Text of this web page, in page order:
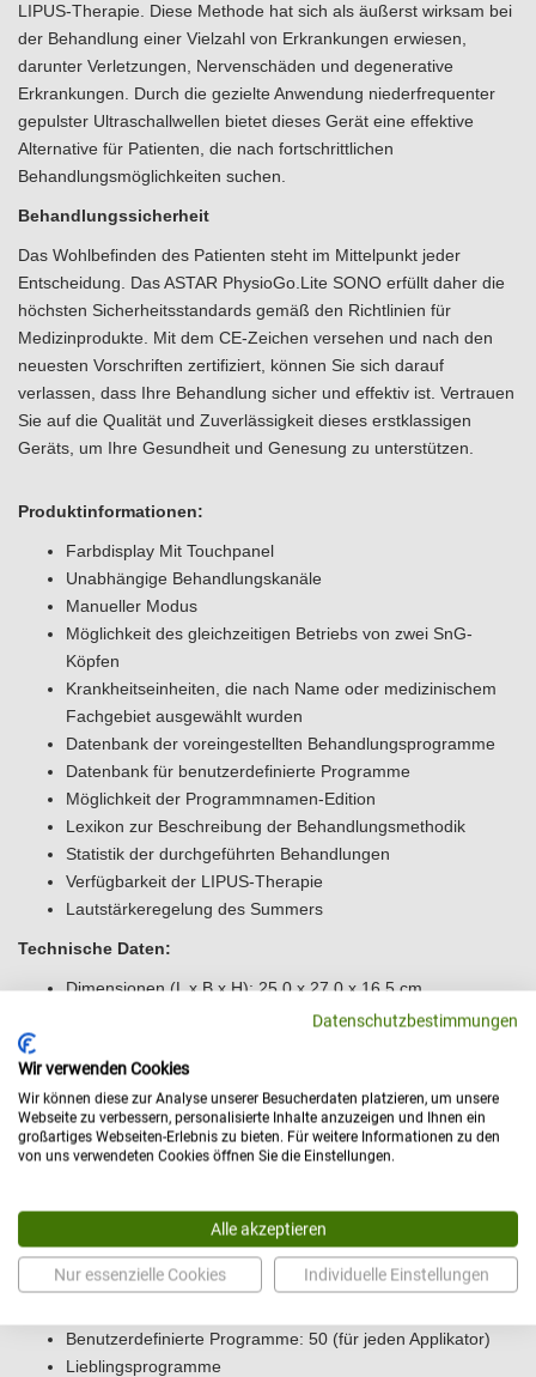
LIPUS-Therapie. Diese Methode hat sich als äußerst wirksam bei
der Behandlung einer Vielzahl von Erkrankungen erwiesen,
darunter Verletzungen, Nervenschäden und degenerative
Erkrankungen. Durch die gezielte Anwendung niederfrequenter
gepulster Ultraschallwellen bietet dieses Gerät eine effektive
Alternative für Patienten, die nach fortschrittlichen
Behandlungsmöglichkeiten suchen.
Behandlungssicherheit
Das Wohlbefinden des Patienten steht im Mittelpunkt jeder
Entscheidung. Das ASTAR PhysioGo.Lite SONO erfüllt daher die
höchsten Sicherheitsstandards gemäß den Richtlinien für
Medizinprodukte. Mit dem CE-Zeichen versehen und nach den
neuesten Vorschriften zertifiziert, können Sie sich darauf
verlassen, dass Ihre Behandlung sicher und effektiv ist. Vertrauen
Sie auf die Qualität und Zuverlässigkeit dieses erstklassigen
Geräts, um Ihre Gesundheit und Genesung zu unterstützen.
Produktinformationen:
Farbdisplay Mit Touchpanel
Unabhängige Behandlungskanäle
Manueller Modus
Möglichkeit des gleichzeitigen Betriebs von zwei SnG-
Köpfen
Krankheitseinheiten, die nach Name oder medizinischem
Fachgebiet ausgewählt wurden
Datenbank der voreingestellten Behandlungsprogramme
Datenbank für benutzerdefinierte Programme
Möglichkeit der Programmnamen-Edition
Lexikon zur Beschreibung der Behandlungsmethodik
Statistik der durchgeführten Behandlungen
Verfügbarkeit der LIPUS-Therapie
Lautstärkeregelung des Summers
Technische Daten:
Dimensionen (L x B x H): 25,0 x 27,0 x 16,5 cm
Hz, 24 VDC, 2,5 A
Ultraschall-Köpfe:
Typ GU-1 - 1 cm2; 1/3 MHz
Voreingestellte Behandlungsprogramme:
Eingebaute Behandlungsprogramme für die
Benutzerdefinierte Programme: 50 (für jeden Applikator)
Lieblingsprogramme
Datenschutzbestimmungen
Wir verwenden Cookies
Wir können diese zur Analyse unserer Besucherdaten platzieren, um unsere
Webseite zu verbessern, personalisierte Inhalte anzuzeigen und Ihnen ein
großartiges Webseiten-Erlebnis zu bieten. Für weitere Informationen zu den
von uns verwendeten Cookies öffnen Sie die Einstellungen.
Alle akzeptieren
Nur essenzielle Cookies Individuelle Einstellungen